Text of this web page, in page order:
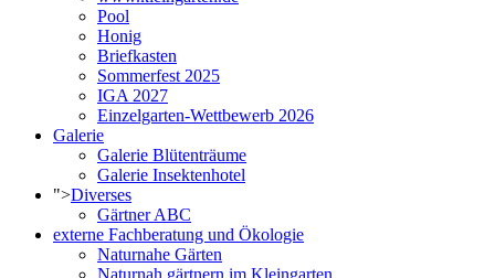
Pool
Honig
Briefkasten
Sommerfest 2025
IGA 2027
Einzelgarten-Wettbewerb 2026
Galerie
Galerie Blütenträume
Galerie Insektenhotel
">Diverses
Gärtner ABC
externe Fachberatung und Ökologie
Naturnahe Gärten
Naturnah gärtnern im Kleingarten